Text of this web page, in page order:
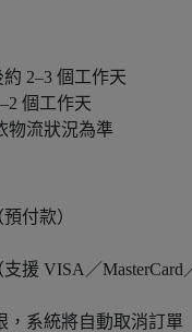
2–3 個工作天
個工作天
物流狀況為準
付款）
援 VISA／MasterCard
系統將自動取消訂單